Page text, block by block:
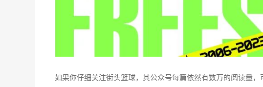
如果你仔细关注街头篮球，其公众号每篇依然有数万的阅读量